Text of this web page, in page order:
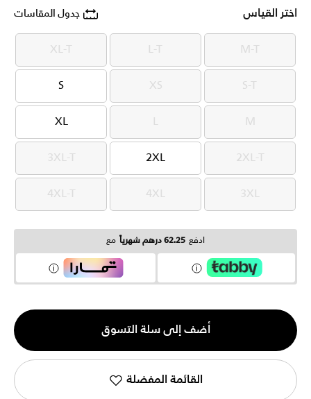
اختر القياس جدول المقاسات
M-T
M-T
L-T
L-T
XL-T
XL-T
S-T
S-T
XS
XS
S
S
M
M
L
L
XL
XL
2XL-T
2XL-T
2XL
2XL
3XL-T
3XL-T
3XL
3XL
4XL
4XL
4XL-T
4XL-T
ادفع 62.25 درهم شهرياً مع
الكمية
1
أضف إلى سلة التسوق
القائمة المفضلة